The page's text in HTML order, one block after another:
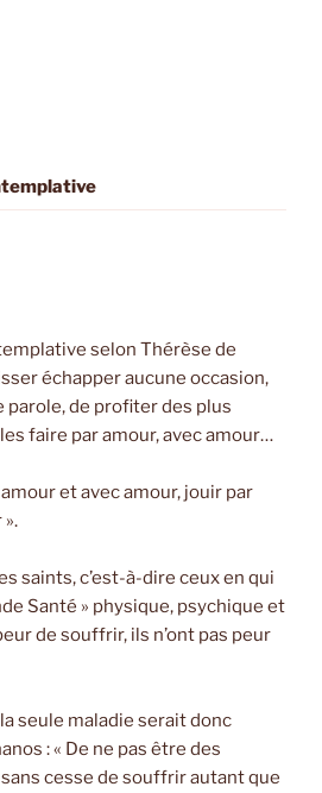
selon Thérèse de
échapper aucune occasion,
parole, de profiter des plus
faire par amour, avec amour…
et avec amour, jouir par
saints, c’est-à-dire ceux en qui
Santé » physique, psychique et
de souffrir, ils n’ont pas peur
seule maladie serait donc
: « De ne pas être des
sans cesse de souffrir autant que